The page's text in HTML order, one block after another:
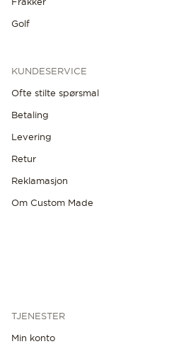
Golf
KUNDESERVICE
Ofte stilte spørsmal
Betaling
Levering
Retur
Reklamasjon
Om Custom Made
TJENESTER
Min konto